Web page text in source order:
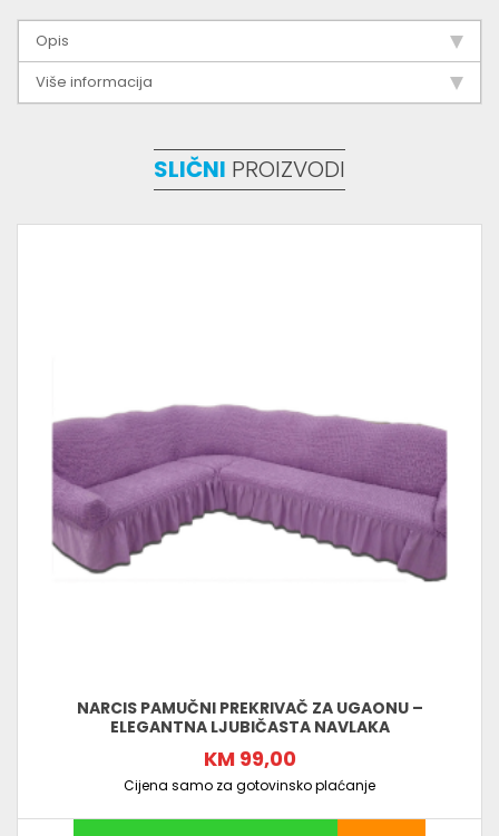
Opis
Više informacija
SLIČNI PROIZVODI
NARCIS PAMUČNI PREKRIVAČ ZA UGAONU –
ELEGANTNA LJUBIČASTA NAVLAKA
KM 99,00
Cijena samo za gotovinsko plaćanje